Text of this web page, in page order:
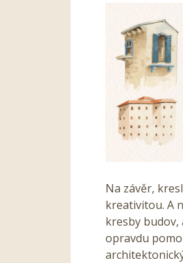
Na závěr,
kreativitou. A
kresby budov,
opravdu